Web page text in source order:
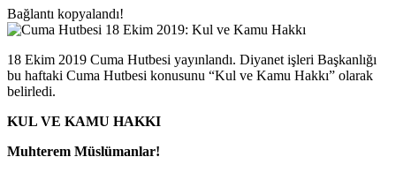
Bağlantı kopyalandı!
18 Ekim 2019 Cuma Hutbesi yayınlandı. Diyanet işleri Başkanlığı
bu haftaki Cuma Hutbesi konusunu “Kul ve Kamu Hakkı” olarak
belirledi.
KUL VE KAMU HAKKI
Muhterem Müslümanlar!